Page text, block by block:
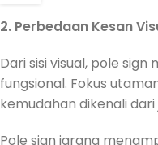
2. Perbedaan Kesan
Dari sisi visual, pole
fungsional. Fokus
kemudahan dikenali dari
Pole sign jarang